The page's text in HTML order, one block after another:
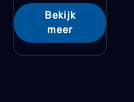
Bekijk
meer